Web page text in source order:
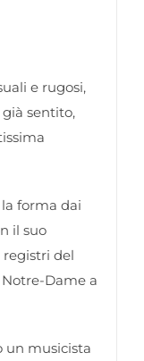
e rugosi,
già sentito,
forma dai
il suo
del
Dame a
un musicista